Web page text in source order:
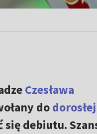
Czesława
dodorosłej
debiutu.